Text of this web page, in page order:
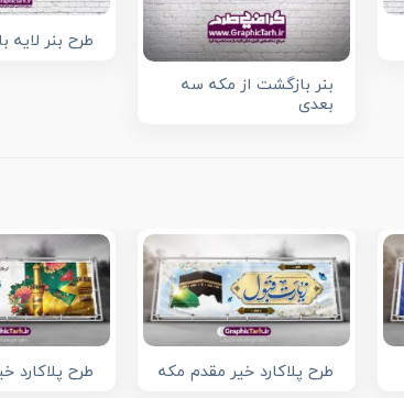
بنر بازگشت از مکه سه
بعدی
طرح بنر لایه
طرح پلاکارد خیر مقدم مکه
طرح پلاکارد